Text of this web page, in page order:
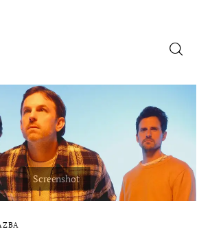
GLAZBA
GLAZBA